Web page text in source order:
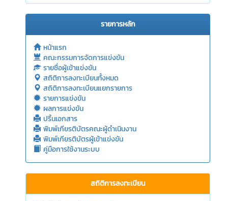
รายการหลัก
หน้าแรก
คณะกรรมการจัดการแข่งขัน
รายชื่อผู้เข้าแข่งขัน
สถิติการลงทะเบียนทั้งหมด
สถิติการลงทะเบียนแยกรายการ
รายการแข่งขัน
ผลการแข่งขัน
ปริ้นเอกสาร
พิมพ์เกียรติบัตรคณะผู้ดำเนินงาน
พิมพ์เกียรติบัตรผู้เข้าแข่งขัน
คู่มือการใช้งานระบบ
สถิติการลงทะเบียน